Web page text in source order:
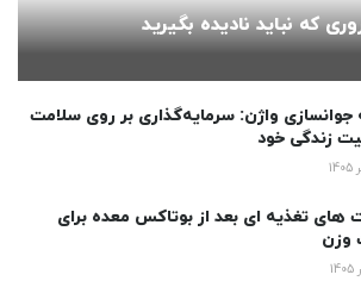
جوانسازی واژن: سرمایه‌گذاری بر روی سلامت
زندگی خود
های تغذیه ای بعد از بوتاکس معده برای
وزن